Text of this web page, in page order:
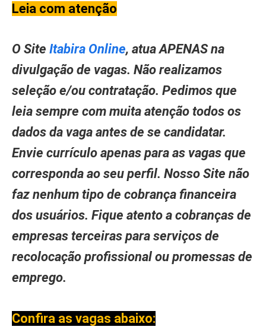
Leia com atenção
O Site Itabira Online, atua APENAS na
divulgação de vagas. Não realizamos
seleção e/ou contratação. Pedimos que
leia sempre com muita atenção todos os
dados da vaga antes de se candidatar.
Envie currículo apenas para as vagas que
corresponda ao seu perfil. Nosso Site não
faz nenhum tipo de cobrança financeira
dos usuários. Fique atento a cobranças de
empresas terceiras para serviços de
recolocação profissional ou promessas de
emprego.
Confira as vagas abaixo: